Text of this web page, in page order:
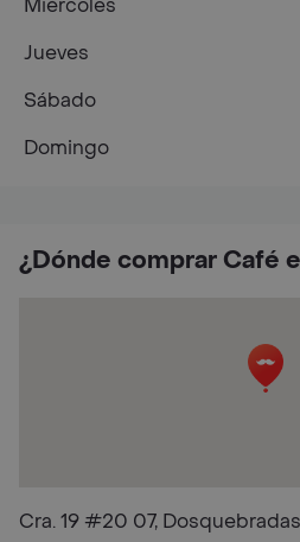
¿Dónde comprar Café
Cra. 19 #20 07,
Miércoles
Jueves
Sábado
Domingo